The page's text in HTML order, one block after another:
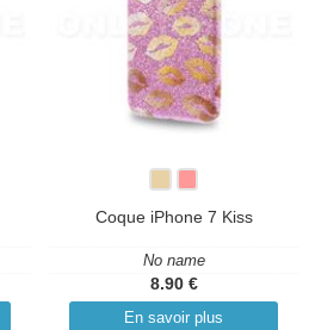
Coque iPhone 7 Kiss
No name
8.90 €
En savoir plus